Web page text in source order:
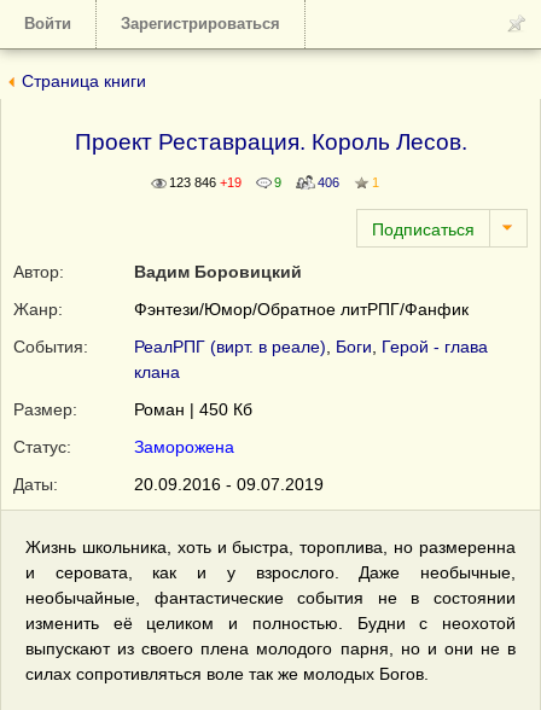
Войти Зарегистрироваться
Страница книги
Проект Реставрация. Король Лесов.
123 846 +19 9 406 1
Автор:
Вадим Боровицкий
Жанр:
Фэнтези/Юмор/Обратное литРПГ/Фанфик
События:
РеалРПГ (вирт. в реале) Боги
Герой - глава
клана
Размер:
Роман | 450 Кб
Статус:
Заморожена
Даты:
20.09.2016 - 09.07.2019
Жизнь школьника, хоть и быстра, тороплива, но размеренна
и серовата, как и у взрослого. Даже необычные,
необычайные, фантастические события не в состоянии
изменить её целиком и полностью. Будни с неохотой
выпускают из своего плена молодого парня, но и они не в
силах сопротивляться воле так же молодых Богов.